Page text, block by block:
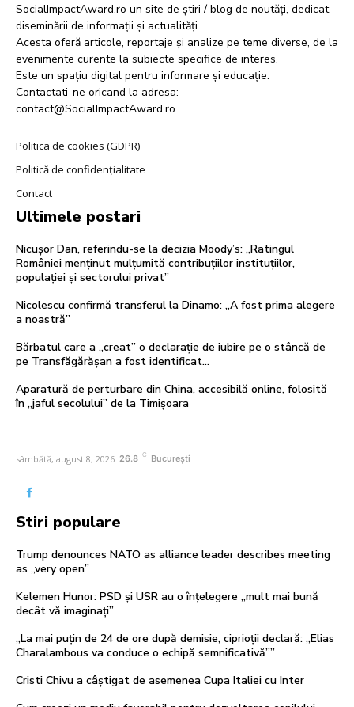
SocialImpactAward.ro un site de știri / blog de noutăți, dedicat
diseminării de informații și actualități.
Acesta oferă articole, reportaje și analize pe teme diverse, de la
evenimente curente la subiecte specifice de interes.
Este un spațiu digital pentru informare și educație.
Contactati-ne oricand la adresa:
contact@SocialImpactAward.ro
Politica de cookies (GDPR)
Politică de confidențialitate
Contact
Ultimele postari
Nicușor Dan, referindu-se la decizia Moody’s: „Ratingul
României menținut mulțumită contribuțiilor instituțiilor,
populației și sectorului privat”
Nicolescu confirmă transferul la Dinamo: „A fost prima alegere
a noastră”
Bărbatul care a „creat” o declarație de iubire pe o stâncă de
pe Transfăgărășan a fost identificat…
Aparatură de perturbare din China, accesibilă online, folosită
în „jaful secolului” de la Timișoara
sâmbătă, august 8, 2026 26.8 C București
Stiri populare
Trump denounces NATO as alliance leader describes meeting
as „very open”
Kelemen Hunor: PSD și USR au o înțelegere „mult mai bună
decât vă imaginați”
„La mai puțin de 24 de ore după demisie, ciprioții declară: „Elias
Charalambous va conduce o echipă semnificativă””
Cristi Chivu a câștigat de asemenea Cupa Italiei cu Inter